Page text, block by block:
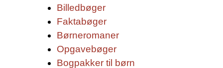
Billedbøger
Faktabøger
Børneromaner
Opgavebøger
Bogpakker til børn